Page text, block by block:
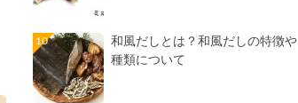
和風だしとは？和風だしの特徴や
種類について